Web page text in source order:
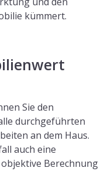
kümmert.
Sie den
durchgeführten
an dem Haus.
auch eine
Berechnung